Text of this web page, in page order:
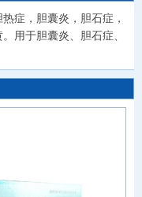
症，胆囊炎，胆石症，
用于胆囊炎、胆石症、